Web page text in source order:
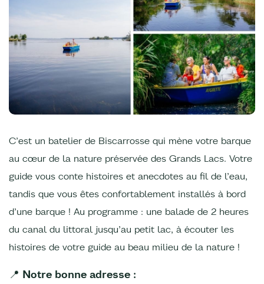
C’est un batelier de Biscarrosse qui mène votre barque
au cœur de la nature préservée des Grands Lacs. Votre
guide vous conte histoires et anecdotes au fil de l’eau,
tandis que vous êtes confortablement installés à bord
d’une barque ! Au programme : une balade de 2 heures
du canal du littoral jusqu’au petit lac, à écouter les
histoires de votre guide au beau milieu de la nature !
📍 Notre bonne adresse :